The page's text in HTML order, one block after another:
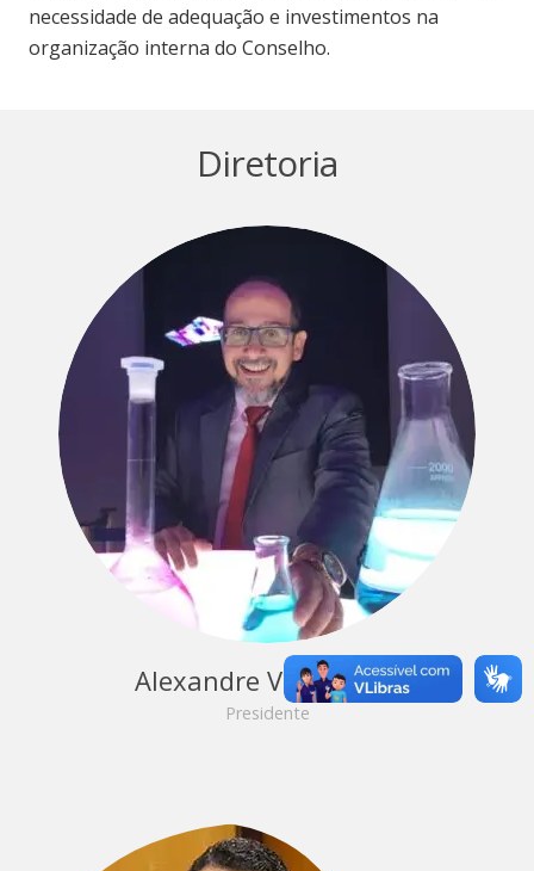
necessidade de adequação e investimentos na
organização interna do Conselho.
Diretoria
Alexandre Vaz Castro
Presidente